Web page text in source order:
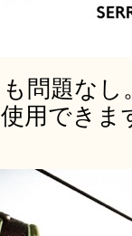
問題な
用できま